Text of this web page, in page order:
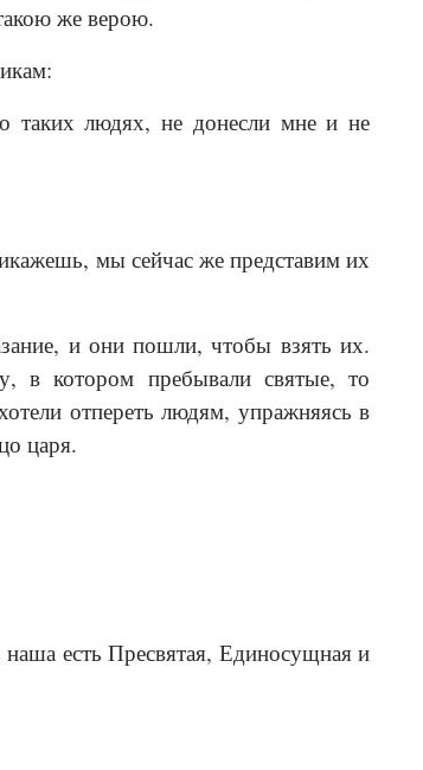
же верою.
людях, не донесли мне и не
мы сейчас же представим их
и они пошли, чтобы взять их.
в котором пребывали святые, то
отпереть людям, упражняясь в
царя.
есть Пресвятая, Единосущная и